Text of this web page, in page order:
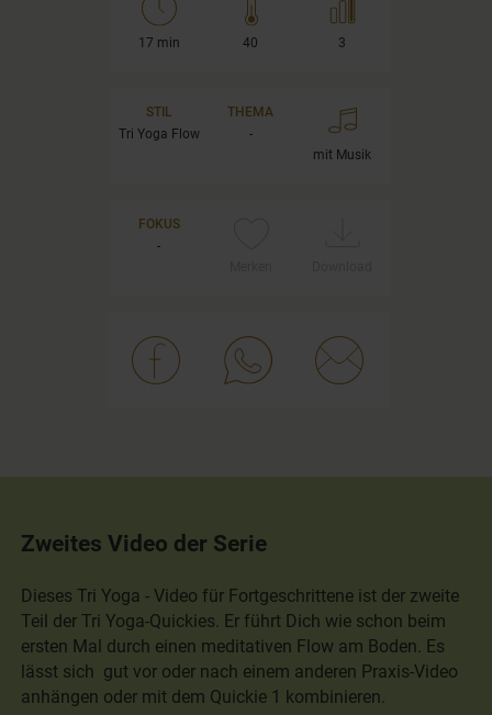
17 min 40 3
STIL
Tri Yoga Flow
THEMA
-
mit Musik
FOKUS
-
Zweites Video der Serie
Dieses Tri Yoga - Video für Fortgeschrittene ist der zweite
Teil der Tri Yoga-Quickies. Er führt Dich wie schon beim
ersten Mal durch einen meditativen Flow am Boden. Es
lässt sich gut vor oder nach einem anderen Praxis-Video
anhängen oder mit dem Quickie 1 kombinieren.